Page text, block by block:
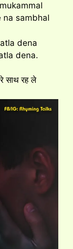
na sambhal
dena
dena.
साथ रह ले